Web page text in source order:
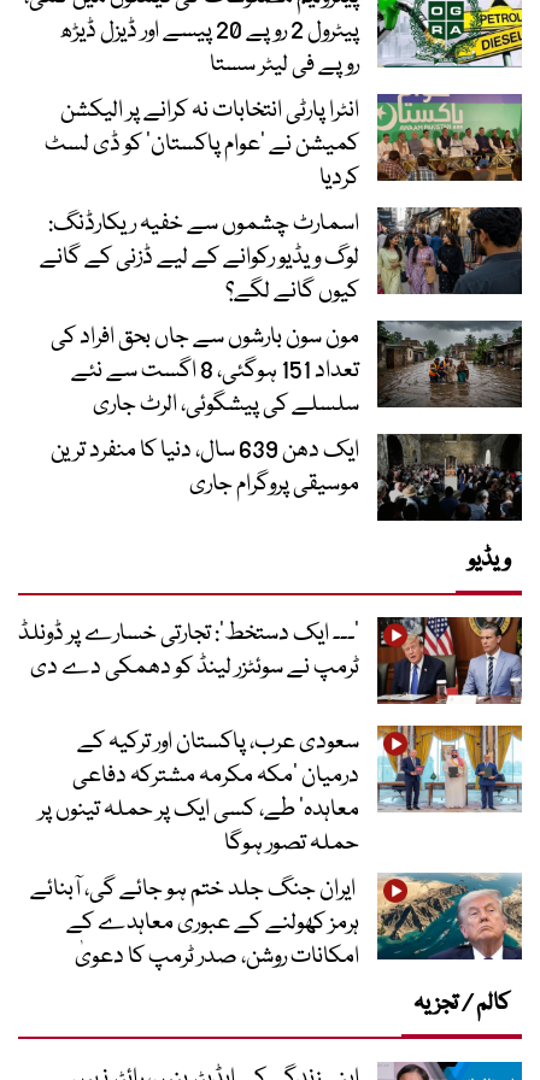
پیٹرول 2 روپے 20 پیسے اور ڈیزل ڈیڑھ
روپے فی لیٹر سستا
انٹرا پارٹی انتخابات نہ کرانے پر الیکشن
کمیشن نے ’عوام پاکستان‘ کو ڈی لسٹ
کردیا
اسمارٹ چشموں سے خفیہ ریکارڈنگ:
لوگ ویڈیو رکوانے کے لیے ڈزنی کے گانے
کیوں گانے لگے؟
مون سون بارشوں سے جاں بحق افراد کی
تعداد 151 ہوگئی، 8 اگست سے نئے
سلسلے کی پیشگوئی، الرٹ جاری
ایک دھن 639 سال، دنیا کا منفرد ترین
موسیقی پروگرام جاری
ویڈیو
’۔۔۔ ایک دستخط‘: تجارتی خسارے پر ڈونلڈ
ٹرمپ نے سوئٹزر لینڈ کو دھمکی دے دی
سعودی عرب، پاکستان اور ترکیہ کے
درمیان ’مکہ مکرمہ مشترکہ دفاعی
معاہدہ‘ طے، کسی ایک پر حملہ تینوں پر
حملہ تصور ہوگا
ایران جنگ جلد ختم ہو جائے گی، آبنائے
ہرمز کھولنے کے عبوری معاہدے کے
امکانات روشن، صدر ٹرمپ کا دعویٰ
کالم / تجزیہ